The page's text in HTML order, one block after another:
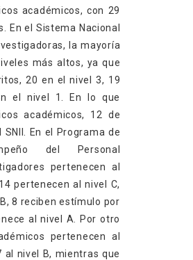
académicos, con 29
En el Sistema Nacional
la mayoría
más altos, ya que
20 en el nivel 3, 19
el nivel 1. En lo que
académicos, 12 de
En el Programa de
del Personal
pertenecen al
pertenecen al nivel C,
8 reciben estímulo por
al nivel A. Por otro
pertenecen al
al nivel B, mientras que